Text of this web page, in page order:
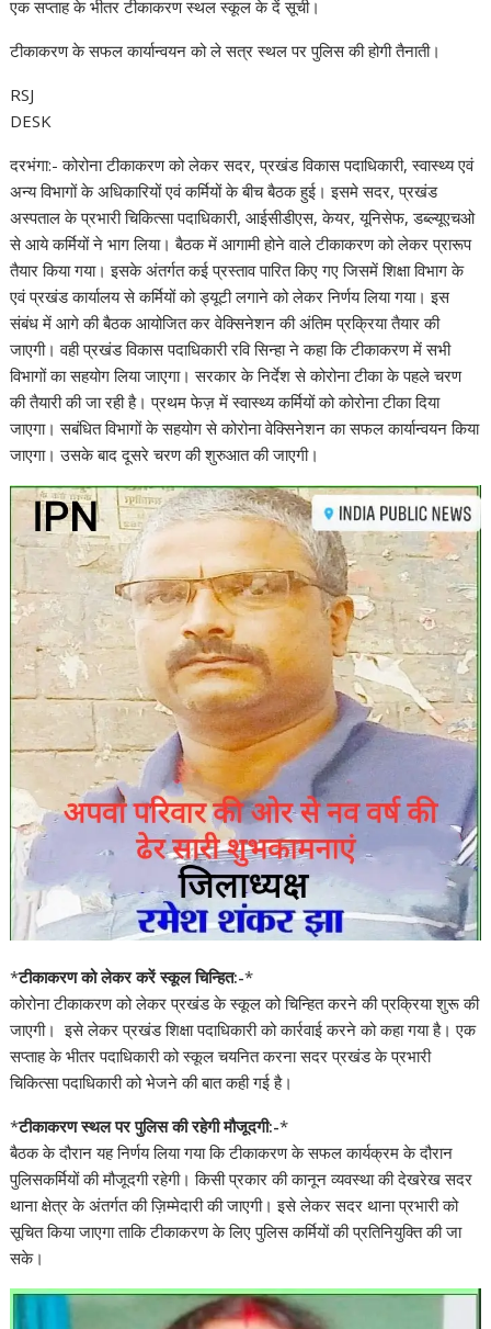
एक सप्ताह के भीतर टीकाकरण स्थल स्कूल के दें सूची।
टीकाकरण के सफल कार्यान्वयन को ले सत्र स्थल पर पुलिस की होगी तैनाती।
RSJ
DESK
दरभंगा:- कोरोना टीकाकरण को लेकर सदर, प्रखंड विकास पदाधिकारी, स्वास्थ्य एवं
अन्य विभागों के अधिकारियों एवं कर्मियों के बीच बैठक हुई। इसमे सदर, प्रखंड
अस्पताल के प्रभारी चिकित्सा पदाधिकारी, आईसीडीएस, केयर, यूनिसेफ, डब्ल्यूएचओ
से आये कर्मियों ने भाग लिया। बैठक में आगामी होने वाले टीकाकरण को लेकर प्रारूप
तैयार किया गया। इसके अंतर्गत कई प्रस्ताव पारित किए गए जिसमें शिक्षा विभाग के
एवं प्रखंड कार्यालय से कर्मियों को ड्यूटी लगाने को लेकर निर्णय लिया गया। इस
संबंध में आगे की बैठक आयोजित कर वेक्सिनेशन की अंतिम प्रक्रिया तैयार की
जाएगी। वही प्रखंड विकास पदाधिकारी रवि सिन्हा ने कहा कि टीकाकरण में सभी
विभागों का सहयोग लिया जाएगा। सरकार के निर्देश से कोरोना टीका के पहले चरण
की तैयारी की जा रही है। प्रथम फेज़ में स्वास्थ्य कर्मियों को कोरोना टीका दिया
जाएगा। सबंधित विभागों के सहयोग से कोरोना वेक्सिनेशन का सफल कार्यान्वयन किया
जाएगा। उसके बाद दूसरे चरण की शुरुआत की जाएगी।
*टीकाकरण को लेकर करें स्कूल चिन्हित:-*
कोरोना टीकाकरण को लेकर प्रखंड के स्कूल को चिन्हित करने की प्रक्रिया शुरू की
जाएगी। इसे लेकर प्रखंड शिक्षा पदाधिकारी को कार्रवाई करने को कहा गया है। एक
सप्ताह के भीतर पदाधिकारी को स्कूल चयनित करना सदर प्रखंड के प्रभारी
चिकित्सा पदाधिकारी को भेजने की बात कही गई है।
*टीकाकरण स्थल पर पुलिस की रहेगी मौजूदगी:-*
बैठक के दौरान यह निर्णय लिया गया कि टीकाकरण के सफल कार्यक्रम के दौरान
पुलिसकर्मियों की मौजूदगी रहेगी। किसी प्रकार की कानून व्यवस्था की देखरेख सदर
थाना क्षेत्र के अंतर्गत की ज़िम्मेदारी की जाएगी। इसे लेकर सदर थाना प्रभारी को
सूचित किया जाएगा ताकि टीकाकरण के लिए पुलिस कर्मियों की प्रतिनियुक्ति की जा
सके।